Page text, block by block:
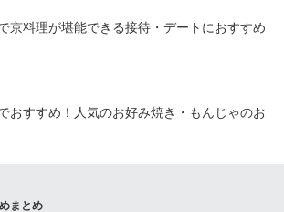
京料理が堪能できる接待・デートにおすすめ
おすすめ！人気のお好み焼き・もんじゃのお
まとめ